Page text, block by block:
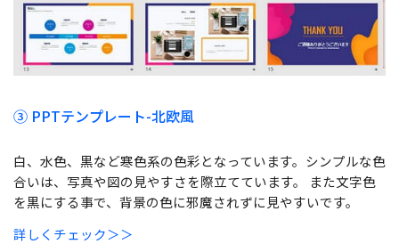
③ PPTテンプレート-北欧風
白、水色、黒など寒色系の色彩となっています。シンプルな色
合いは、写真や図の見やすさを際立てています。 また文字色
を黒にする事で、背景の色に邪魔されずに見やすいです。
詳しくチェック＞＞